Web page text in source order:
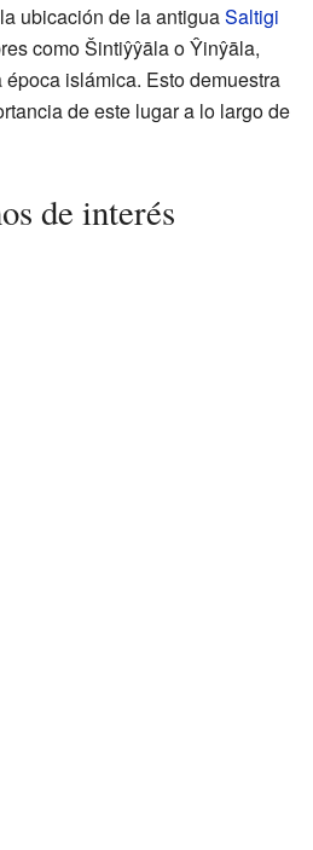
ubicación de la antiguaSaltigi
como Šintiŷŷāla o Ŷinŷāla,
islámica. Esto demuestra
de este lugar a lo largo de
de interés